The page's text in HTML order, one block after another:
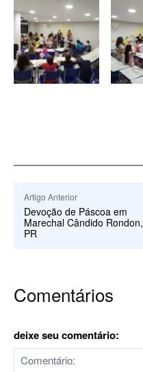
Artigo Anterior
Devoção de Páscoa em
Marechal Cândido Rondon,
PR
Comentários
deixe seu comentário: